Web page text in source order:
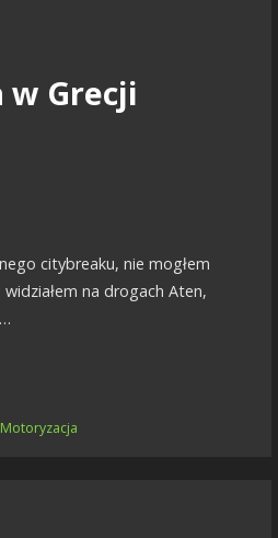
Grecji
citybreaku, nie mogłem
na drogach Aten,
Motoryzacja